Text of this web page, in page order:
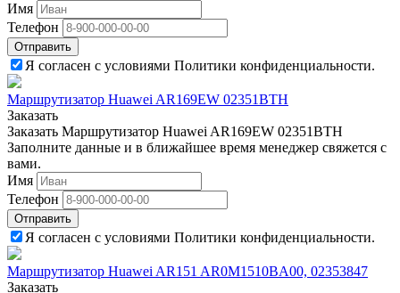
Имя
Телефон
Отправить
Я согласен с условиями Политики конфиденциальности.
Маршрутизатор Huawei AR169EW 02351BTH
Заказать
Заказать Маршрутизатор Huawei AR169EW 02351BTH
Заполните данные и в ближайшее время менеджер свяжется с
вами.
Имя
Телефон
Отправить
Я согласен с условиями Политики конфиденциальности.
Маршрутизатор Huawei AR151 AR0M1510BA00, 02353847
Заказать